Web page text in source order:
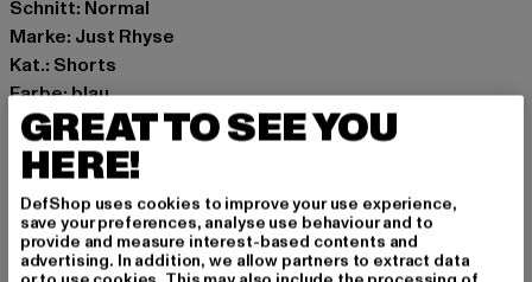
Schnitt: Normal
Marke: Just Rhyse
Kat.: Shorts
Farbe: blau
Hersteller Farbe: lightblue acid wash
Materialzusammensetzung: 100% Baumwolle
Art.Nr: JLSH216-20989
Hersteller: TB International GmbH |info@tbint.de
Dr.-Robert-Murjahn-Straße 7 | 64372 Ober-Ramstadt |
GREAT TO SEE YOU
HERE!
DefShop uses cookies to improve your use experience,
save your preferences, analyse use behaviour and to
provide and measure interest-based contents and
advertising. In addition, we allow partners to extract data